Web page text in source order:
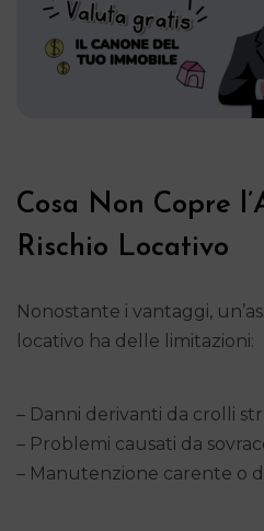
Cosa Non Copre
Rischio Locativo
Nonostante i vantaggi,
locativo ha delle limitazioni:
– Danni derivanti da crolli
– Problemi causati da
– Manutenzione carente o